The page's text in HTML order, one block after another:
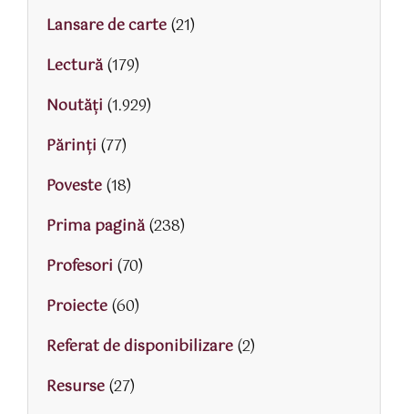
Lansare de carte(21)
Lectură(179)
Noutăți (1.929)
Părinţi (77)
Poveste(18)
Prima pagină(238)
Profesori (70)
Proiecte(60)
Referat de disponibilizare(2)
Resurse(27)